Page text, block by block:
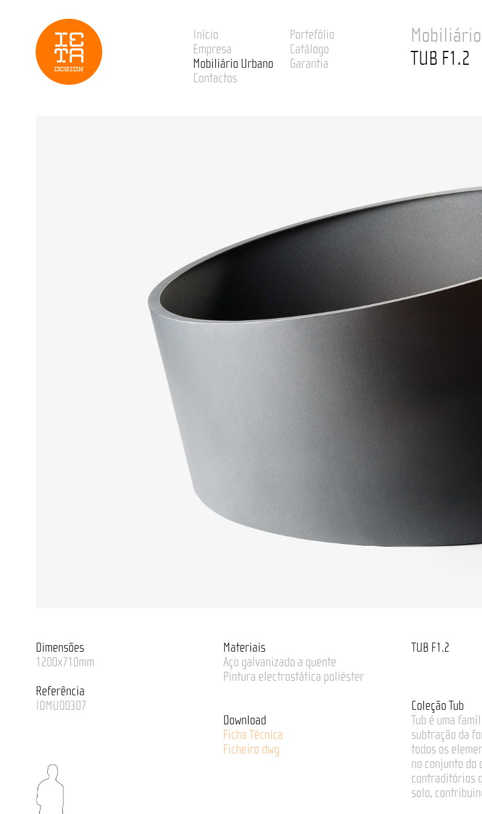
Início
Portefólio
Empresa
Catálogo
Mobiliário Urbano
Garantia
Contactos
TUB F1.2
TUB F1.2
Coleção Tub
Tub é uma
subtração da
todos os
no conjunto do
contraditórios
solo,
Dimensões
1200x710mm
Referência
IDMU00307
Materiais
Aço galvanizado a quente
Pintura electrostática poliéster
Download
Ficha Técnica
Ficheiro dwg